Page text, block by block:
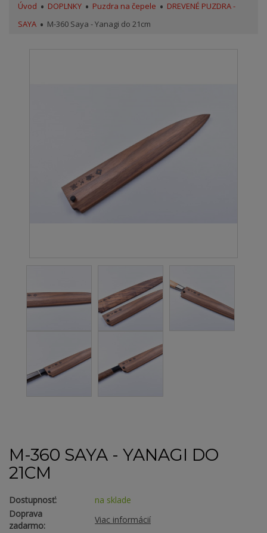
Úvod DOPLNKY Puzdra na čepele
DREVENÉ PUZDRA -
SAYA
M-360 Saya - Yanagi do 21cm
M-360 SAYA - YANAGI DO
21CM
Dostupnosť:
na sklade
Doprava
zadarmo:
Viac informácií